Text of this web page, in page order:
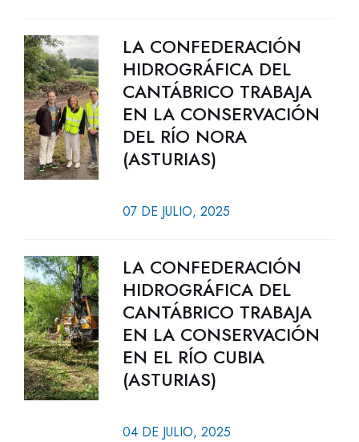
LA CONFEDERACIÓN
HIDROGRÁFICA DEL
CANTÁBRICO TRABAJA
EN LA CONSERVACIÓN
DEL RÍO NORA
(ASTURIAS)
07 DE JULIO, 2025
LA CONFEDERACIÓN
HIDROGRÁFICA DEL
CANTÁBRICO TRABAJA
EN LA CONSERVACIÓN
EN EL RÍO CUBIA
(ASTURIAS)
04 DE JULIO, 2025